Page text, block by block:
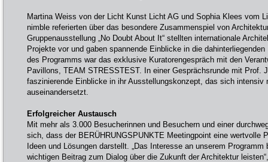
Martina Weiss von der Licht Kunst Licht AG und Sophia Klees vom
nimble referierten über das besondere Zusammenspiel von
Gruppenausstellung „No Doubt About It“ stellten internationale
Projekte vor und gaben spannende Einblicke in die
des Programms war das exklusive Kuratorengespräch mit den
Pavillons, TEAM STRESSTEST. In einer Gesprächsrunde mit Prof.
faszinierende Einblicke in ihr Ausstellungskonzept, das sich intensiv
auseinandersetzt.
Erfolgreicher Austausch
Mit mehr als 3.000 Besucherinnen und Besuchern und einer
sich, dass der BERÜHRUNGSPUNKTE Meetingpoint eine wertvolle
Ideen und Lösungen darstellt. „Das Interesse an unserem
wichtigen Beitrag zum Dialog über die Zukunft der Architektur